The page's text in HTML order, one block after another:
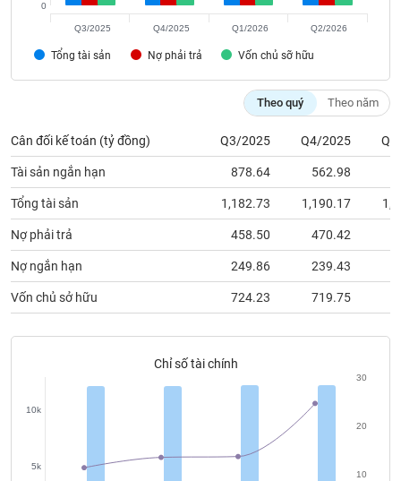
Tổng tài sản Nợ phải trả Vốn chủ sỡ hữu
0
Q3/2025 Q4/2025 Q1/2026 Q2/2026
Theo quý Theo năm
Cân đối kế toán (tỷ đồng) Q3/2025 Q4/2025
Tài sản ngắn hạn 878.64 562.98
Tổng tài sản 1,182.73 1,190.17
Nợ phải trả 458.50 470.42
Nợ ngắn hạn 249.86 239.43
Vốn chủ sở hữu 724.23 719.75
Chỉ số tài chính
5k
10k
10
20
30
đầu
tư
Truyền
thông
tài
chính